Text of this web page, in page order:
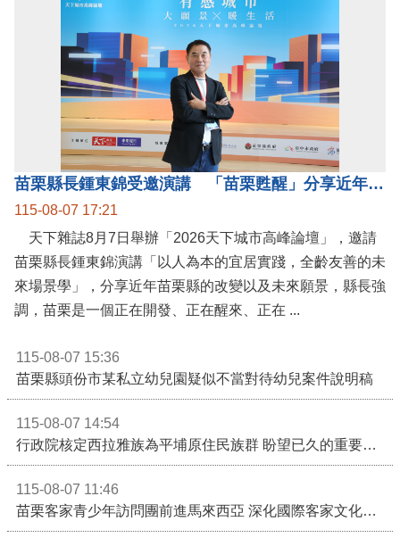
苗栗縣長鍾東錦受邀演講 「苗栗甦醒」分享近年轉變
115-08-07 17:21
天下雜誌8月7日舉辦「2026天下城市高峰論壇」，邀請
苗栗縣長鍾東錦演講「以人為本的宜居實踐，全齡友善的未
來場景學」，分享近年苗栗縣的改變以及未來願景，縣長強
調，苗栗是一個正在開發、正在醒來、正在 ...
115-08-07 15:36
苗栗縣頭份市某私立幼兒園疑似不當對待幼兒案件說明稿
115-08-07 14:54
行政院核定西拉雅族為平埔原住民族群 盼望已久的重要時刻到來！8月13日起受理民族成員名冊登記
115-08-07 11:46
苗栗客家青少年訪問團前進馬來西亞 深化國際客家文化交流